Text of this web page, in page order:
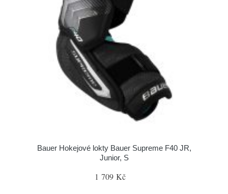
Bauer Hokejové lokty Bauer Supreme F40 JR,
Junior, S
1 709 Kč